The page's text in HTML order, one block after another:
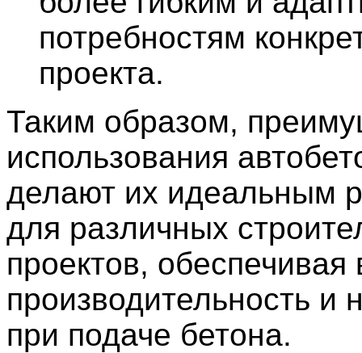
потребностям
проекта.
Таким образом,
использования
делают их идеальным
для различных
проектов,
производительность и
при подаче бетона.